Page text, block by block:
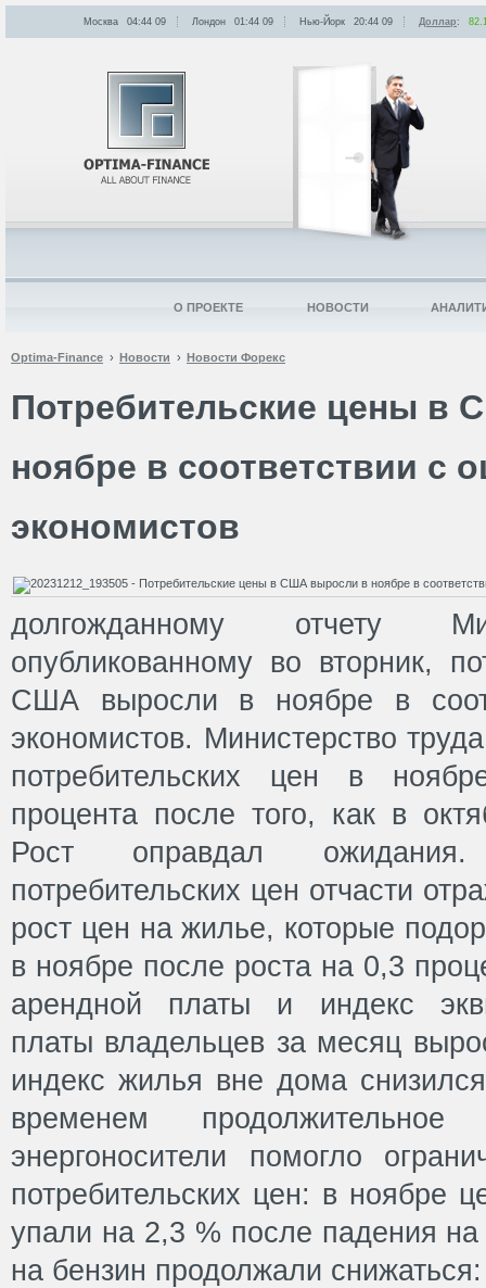
Optima-Finance Новости Новости Форекс
Потребительские цены в
ноябре в соответствии с
экономистов
долгожданному отчету
опубликованному во вторник,
США выросли в ноябре в
экономистов. Министерство
потребительских цен в
процента после того, как в
Рост оправдал
потребительских цен отчасти
рост цен на жилье, которые
в ноябре после роста на 0,3
арендной платы и индекс
платы владельцев за месяц
индекс жилья вне дома
временем
энергоносители помогло
потребительских цен: в ноябре
упали на 2,3 % после падения
на бензин продолжали
Москва 04:44 09 Лондон 01:44 09 Нью-Йорк 20:44 09 Доллар:
О ПРОЕКТЕ НОВОСТИ